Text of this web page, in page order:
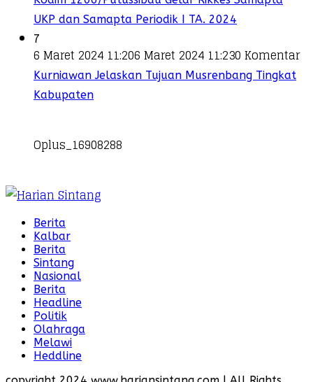
UKP dan Samapta Periodik I TA. 2024
7
6 Maret 2024 11:206 Maret 2024 11:230 Komentar
Kurniawan Jelaskan Tujuan Musrenbang Tingkat
Kabupaten
Oplus_16908288
Berita
Kalbar
Berita
Sintang
Nasional
Berita
Headline
Politik
Olahraga
Melawi
Heddline